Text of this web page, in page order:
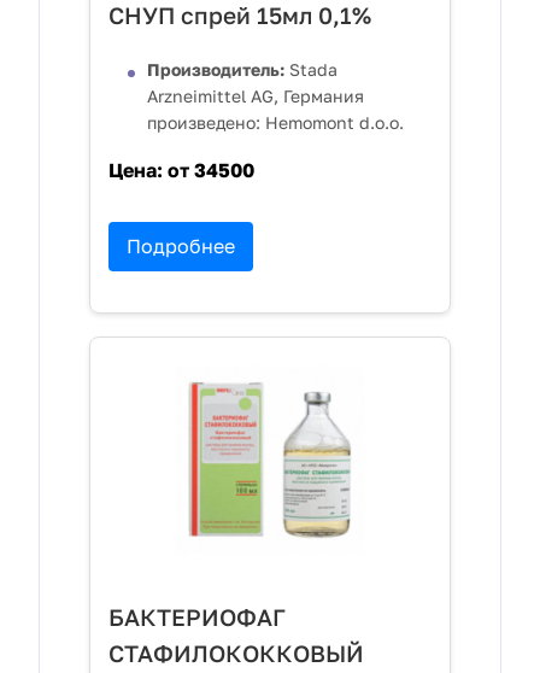
СНУП спрей 15мл 0,1%
Производитель: Stada
Arzneimittel AG, Германия
произведено: Hemomont d.o.o.
Цена: от 34500
Подробнее
БАКТЕРИОФАГ
СТАФИЛОКОККОВЫЙ